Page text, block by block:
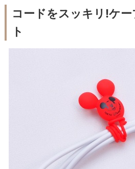
コードをスッキリ!ケ
ト